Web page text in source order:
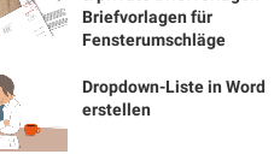
Briefvorlagen für
Fensterumschläge
Dropdown-Liste in Word
erstellen